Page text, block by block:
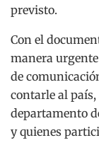
previsto.
Con el
manera
de
contarle al
departamento
y quienes